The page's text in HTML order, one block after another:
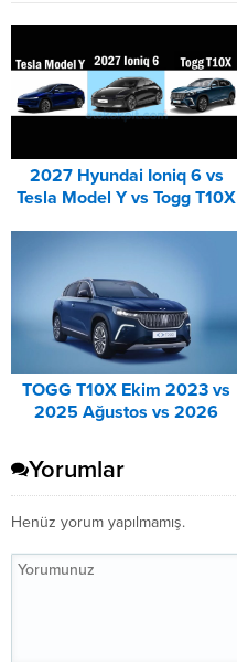
2027 Hyundai Ioniq 6 vs
Tesla Model Y vs Togg T10X
TOGG T10X Ekim 2023 vs
2025 Ağustos vs 2026
Karşılaştırma
Yorumlar
Henüz yorum yapılmamış.